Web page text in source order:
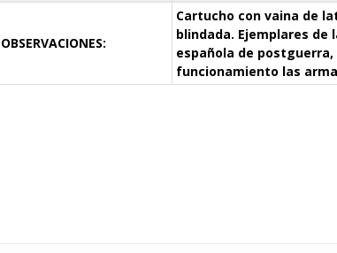
OBSERVACIONES:
Cartucho con vaina de
blindada. Ejemplares de
española de
funcionamiento las